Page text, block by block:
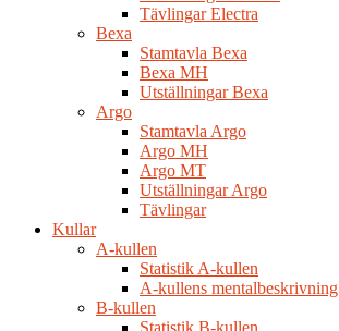
Tävlingar Electra
Bexa
Stamtavla Bexa
Bexa MH
Utställningar Bexa
Argo
Stamtavla Argo
Argo MH
Argo MT
Utställningar Argo
Tävlingar
Kullar
A-kullen
Statistik A-kullen
A-kullens mentalbeskrivning
B-kullen
Statistik B-kullen